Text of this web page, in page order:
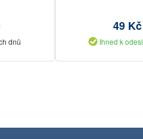
dnů
49 Kč
Ihned k